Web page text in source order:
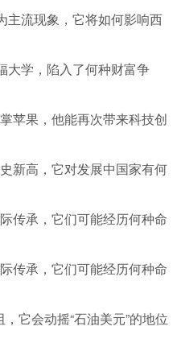
主流现象，它将如何影响西
大学，陷入了何种财富争
苹果，他能再次带来科技创
新高，它对发展中国家有何
传承，它们可能经历何种命
传承，它们可能经历何种命
它会动摇“石油美元”的地位